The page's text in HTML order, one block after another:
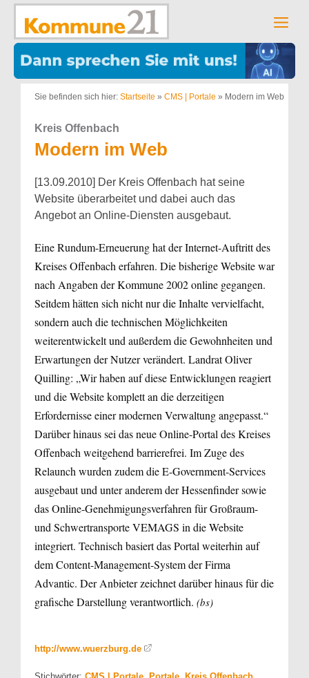
Zum
springen
Sie befinden sich hier: Startseite » CMS | Portale » Modern im Web
Kreis Offenbach
Modern im Web
[13.09.2010] Der Kreis Offenbach hat seine
Website überarbeitet und dabei auch das
Angebot an Online-Diensten ausgebaut.
Eine Rundum-Erneuerung hat der Internet-Auftritt des
Kreises Offenbach erfahren. Die bisherige Website war
nach Angaben der Kommune 2002 online gegangen.
Seitdem hätten sich nicht nur die Inhalte vervielfacht,
sondern auch die technischen Möglichkeiten
weiterentwickelt und außerdem die Gewohnheiten und
Erwartungen der Nutzer verändert. Landrat Oliver
Quilling: „Wir haben auf diese Entwicklungen reagiert
und die Website komplett an die derzeitigen
Erfordernisse einer modernen Verwaltung angepasst.“
Darüber hinaus sei das neue Online-Portal des Kreises
Offenbach weitgehend barrierefrei. Im Zuge des
Relaunch wurden zudem die E-Government-Services
ausgebaut und unter anderem der Hessenfinder sowie
das Online-Genehmigungsverfahren für Großraum-
und Schwertransporte VEMAGS in die Website
integriert. Technisch basiert das Portal weiterhin auf
dem Content-Management-System der Firma
Advantic. Der Anbieter zeichnet darüber hinaus für die
grafische Darstellung verantwortlich. (bs)
http://www.wuerzburg.de